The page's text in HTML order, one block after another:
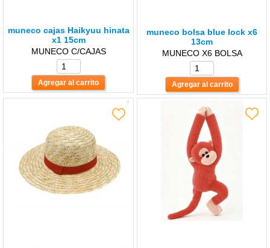
muneco cajas Haikyuu hinata
x1 15cm
MUNECO C/CAJAS
muneco bolsa blue lock x6
13cm
MUNECO X6 BOLSA